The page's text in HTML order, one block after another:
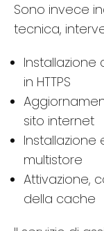
Sono invece
tecnica,
Installazione
in HTTPS
sito internet
multistore
Attivazione,
della cache